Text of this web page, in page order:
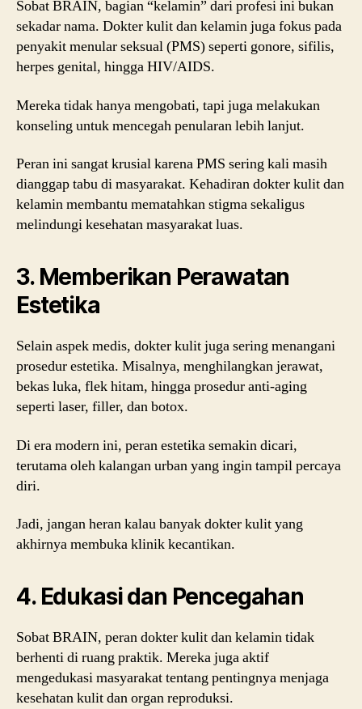
Sobat BRAIN, bagian “kelamin” dari profesi ini bukan
sekadar nama. Dokter kulit dan kelamin juga fokus pada
penyakit menular seksual (PMS) seperti gonore, sifilis,
herpes genital, hingga HIV/AIDS.
Mereka tidak hanya mengobati, tapi juga melakukan
konseling untuk mencegah penularan lebih lanjut.
Peran ini sangat krusial karena PMS sering kali masih
dianggap tabu di masyarakat. Kehadiran dokter kulit dan
kelamin membantu mematahkan stigma sekaligus
melindungi kesehatan masyarakat luas.
3. Memberikan Perawatan
Estetika
Selain aspek medis, dokter kulit juga sering menangani
prosedur estetika. Misalnya, menghilangkan jerawat,
bekas luka, flek hitam, hingga prosedur anti-aging
seperti laser, filler, dan botox.
Di era modern ini, peran estetika semakin dicari,
terutama oleh kalangan urban yang ingin tampil percaya
diri.
Jadi, jangan heran kalau banyak dokter kulit yang
akhirnya membuka klinik kecantikan.
4. Edukasi dan Pencegahan
Sobat BRAIN, peran dokter kulit dan kelamin tidak
berhenti di ruang praktik. Mereka juga aktif
mengedukasi masyarakat tentang pentingnya menjaga
kesehatan kulit dan organ reproduksi.